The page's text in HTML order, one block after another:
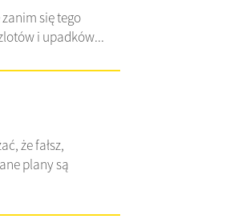
się tego
i upadków...
że fałsz,
plany są